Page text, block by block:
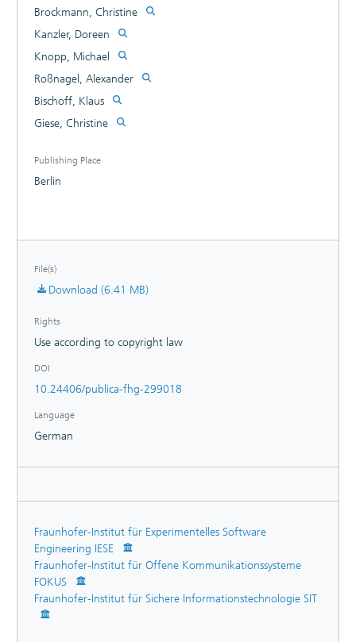
Brockmann, Christine
Kanzler, Doreen
Knopp, Michael
Roßnagel, Alexander
Bischoff, Klaus
Giese, Christine
Publishing Place
Berlin
File(s)
Download (6.41 MB)
Rights
Use according to copyright law
DOI
10.24406/publica-fhg-299018
Language
German
Fraunhofer-Institut für Experimentelles Software
Engineering IESE
Fraunhofer-Institut für Offene Kommunikationssysteme
FOKUS
Fraunhofer-Institut für Sichere Informationstechnologie SIT